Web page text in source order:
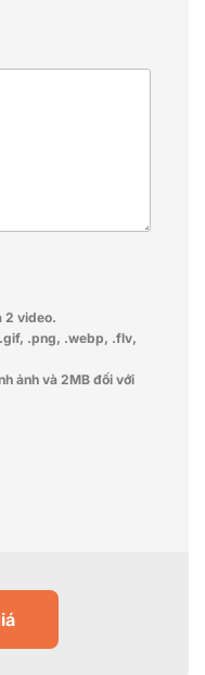
2 video.
.png, .webp, .flv,
ảnh và 2MB đối với